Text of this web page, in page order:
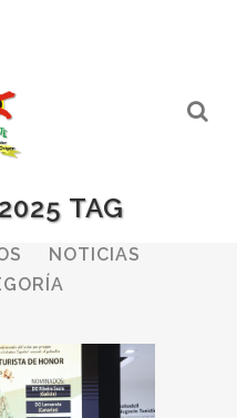
TAG
BOLETINES
NOTICIAS